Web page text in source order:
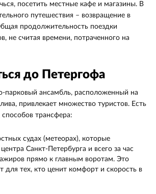
посетить местные кафе и магазины. В
путешествия – возвращение в
продолжительность поездки
не считая времени, потраченного на
до Петергофа
парковый ансамбль, расположенный на
привлекает множество туристов. Есть
трансфера:
судах (метеорах), которые
Санкт-Петербурга и всего за час
прямо к главным воротам. Это
для тех, кто ценит комфорт и скорость в